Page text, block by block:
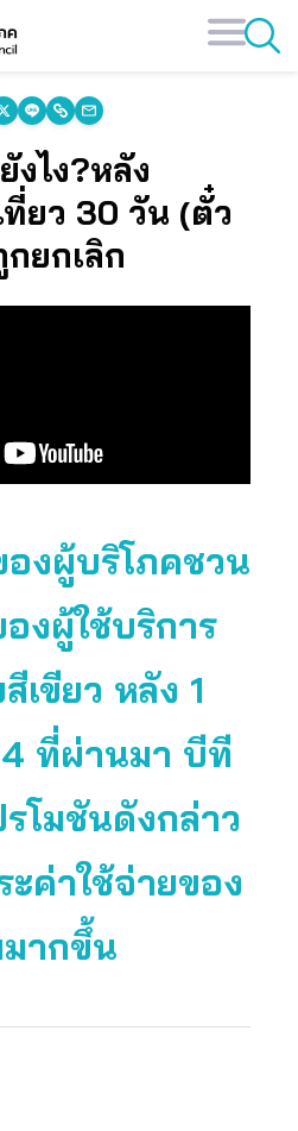
งไง?หลัง
ยว 30 วัน (ตั๋ว
ยกเลิก
งผู้บริโภคชวน
งผู้ใช้บริการ
เขียว หลัง 1
ที่ผ่านมา บีที
รโมชันดังกล่าว
ค่าใช้จ่ายของ
ากขึ้น